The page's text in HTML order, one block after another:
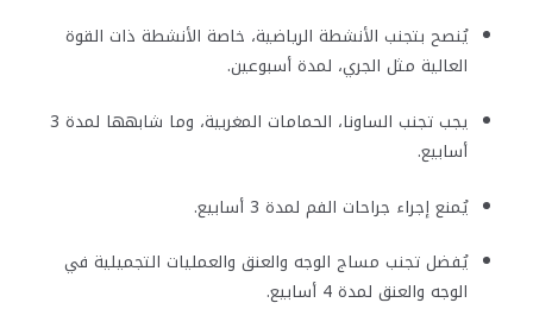
يُنصح بتجنب الأنشطة الرياضية، خاصة الأنشطة ذات القوة
العالية مثل الجري، لمدة أسبوعين.
يجب تجنب الساونا، الحمامات المغربية، وما شابهها لمدة 3
أسابيع.
يُمنع إجراء جراحات الفم لمدة 3 أسابيع.
يُفضل تجنب مساج الوجه والعنق والعمليات التجميلية في
الوجه والعنق لمدة 4 أسابيع.